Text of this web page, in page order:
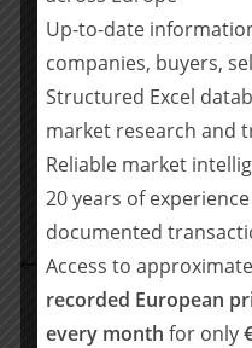
Weitere Informationen
Teilen mit:
Teilen
POELLATH berät
EMPiON
Cowen berät Triton
Up-to-date
companies, buyers,
Structured Excel
market research and
Reliable market
20 years of
documented
Access to
recorded European
every month for only